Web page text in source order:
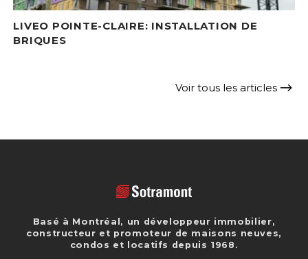
LIVEO POINTE-CLAIRE: INSTALLATION DE
BRIQUES
Voir tous les articles
Basé à Montréal, un développeur immobilier,
constructeur et promoteur de maisons neuves,
condos et locatifs depuis 1968.